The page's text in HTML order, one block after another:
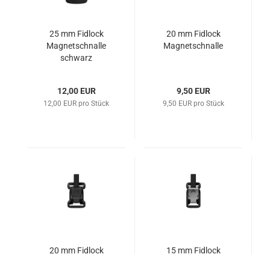
25 mm Fidlock
Magnetschnalle
schwarz
12,00 EUR
12,00 EUR pro Stück
20 mm Fidlock
Magnetschnalle
9,50 EUR
9,50 EUR pro Stück
20 mm Fidlock
15 mm Fidlock